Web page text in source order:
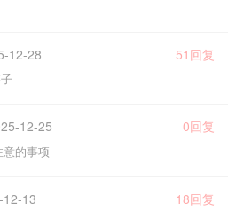
12-28 51回复
12-25 0回复
的事项
13 18回复